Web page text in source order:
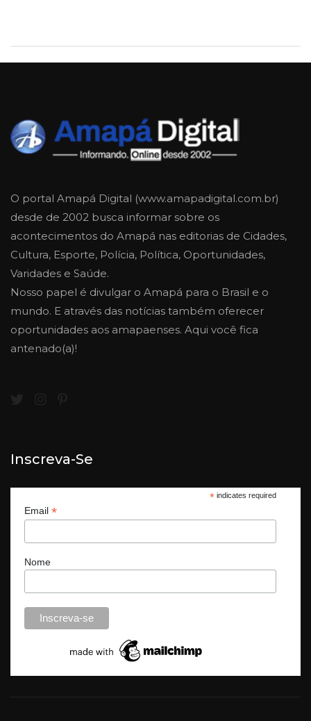
O portal Amapá Digital (www.amapadigital.com.br)
desde de 2002 busca informar sobre os
acontecimentos do Amapá nas editorias de Cidades,
Cultura, Esporte, Polícia, Política, Oportunidades,
Varidades e Saúde.
Nosso papel é divulgar o Amapá para o Brasil e o
mundo. E através das notícias também oferecer
oportunidades aos amapaenses. Aqui você fica
antenado(a)!
Inscreva-Se
*indicates required
Email *
Nome